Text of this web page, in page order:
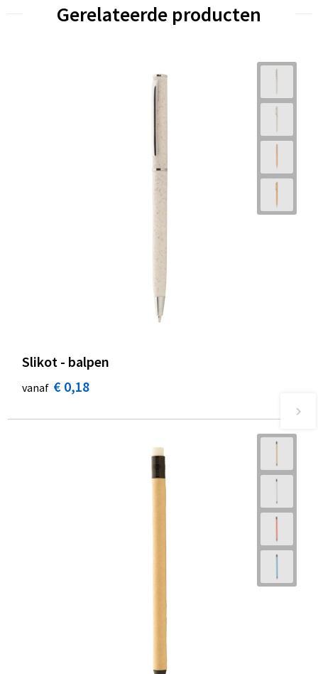
Gerelateerde producten
Slikot - balpen
vanaf € 0,18